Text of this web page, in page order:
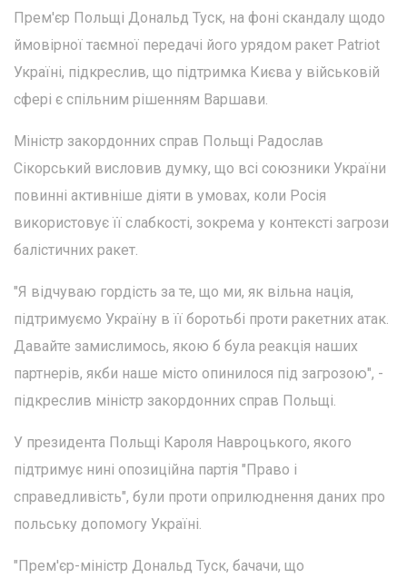
Прем'єр Польщі Дональд Туск, на фоні скандалу щодо
ймовірної таємної передачі його урядом ракет Patriot
Україні, підкреслив, що підтримка Києва у військовій
сфері є спільним рішенням Варшави.
Міністр закордонних справ Польщі Радослав
Сікорський висловив думку, що всі союзники України
повинні активніше діяти в умовах, коли Росія
використовує її слабкості, зокрема у контексті загрози
балістичних ракет.
"Я відчуваю гордість за те, що ми, як вільна нація,
підтримуємо Україну в її боротьбі проти ракетних атак.
Давайте замислимось, якою б була реакція наших
партнерів, якби наше місто опинилося під загрозою", -
підкреслив міністр закордонних справ Польщі.
У президента Польщі Кароля Навроцького, якого
підтримує нині опозиційна партія "Право і
справедливість", були проти оприлюднення даних про
польську допомогу Україні.
"Прем'єр-міністр Дональд Туск, бачачи, що